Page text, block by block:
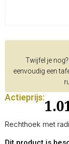
Twijfel je
eenvoudig een
Actieprijs:
Rechthoek met